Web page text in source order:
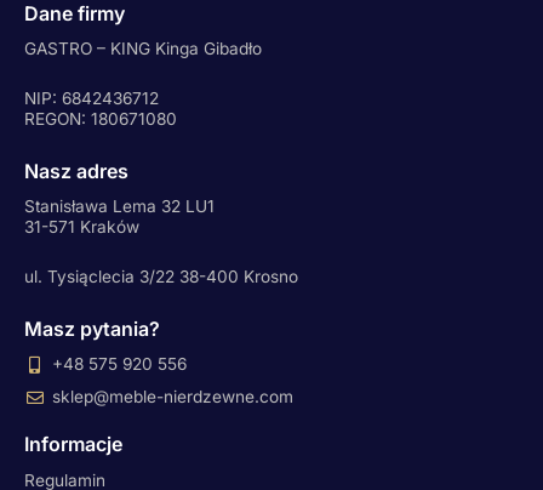
Dane firmy
GASTRO – KING Kinga Gibadło
NIP: 6842436712
REGON: 180671080
Nasz adres
Stanisława Lema 32 LU1
31-571 Kraków
ul. Tysiąclecia 3/22 38-400 Krosno
Masz pytania?
+48 575 920 556
sklep@meble-nierdzewne.com
Informacje
Regulamin